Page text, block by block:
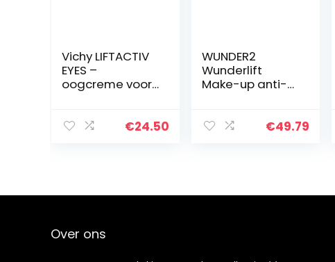
Vichy LIFTACTIV
EYES –
oogcreme voor
€24.50
WUNDER2
Wunderlift
Make-up anti-
oogcrème met
€49.79
Over ons